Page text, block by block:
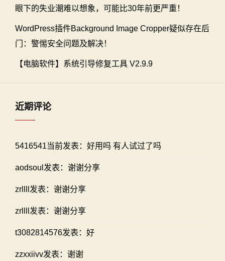
眼下的失业潮难以想象，可能比30年前更严重！
WordPress插件Background Image Cropper疑似存在后
门：警惕安全问题及解决！
【电脑软件】系统引导修复工具 V2.9.9
近期评论
5416541当前发表：好用吗 有人试过了吗
aodsoul发表：谢谢分享
zrllll发表：谢谢分享
zrllll发表：谢谢分享
t3082814576发表：好
zzxxiivv发表：谢谢